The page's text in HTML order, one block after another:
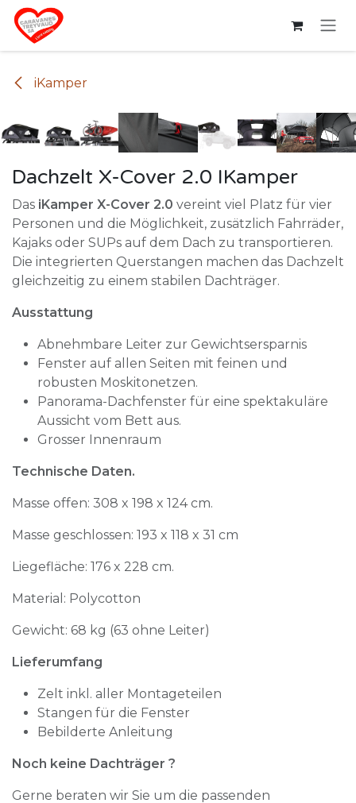
Zum Inhalt springen
iKamper
Dachzelt X-Cover 2.0 IKamper
Das iKamper X-Cover 2.0 vereint viel Platz für vier
Personen und die Möglichkeit, zusätzlich Fahrräder,
Kajaks oder SUPs auf dem Dach zu transportieren.
Die integrierten Querstangen machen das Dachzelt
gleichzeitig zu einem stabilen Dachträger.
Ausstattung
Abnehmbare Leiter zur Gewichtsersparnis
Fenster auf allen Seiten mit feinen und
robusten Moskitonetzen.
Panorama-Dachfenster für eine spektakuläre
Aussicht vom Bett aus.
Grosser Innenraum
Technische Daten.
Masse offen: 308 x 198 x 124 cm.
Masse geschlossen: 193 x 118 x 31 cm
Liegefläche: 176 x 228 cm.
Material: Polycotton
Gewicht: 68 kg (63 ohne Leiter)
Lieferumfang
Zelt inkl. aller Montageteilen
Stangen für die Fenster
Bebilderte Anleitung
Noch keine Dachträger ?
Gerne beraten wir Sie um die passenden